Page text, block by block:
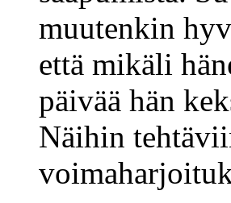
muutenkin
että mikäli
päivää hän
Näihin